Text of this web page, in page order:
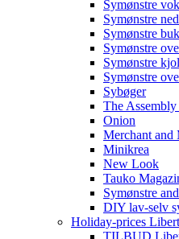
Symønstre
Symønstre
Symønstre
Symønstre
Symønstre
Symønstre
Sybøger
The
Onion
Merchant and
Minikrea
New Look
Tauko
Symønstre
DIY lav-selv
Holiday-prices
TILBUD